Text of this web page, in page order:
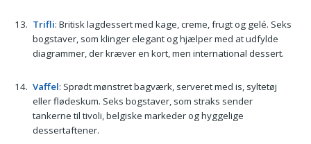
Trifli: Britisk lagdessert med kage, creme, frugt og gelé. Seks
bogstaver, som klinger elegant og hjælper med at udfylde
diagrammer, der kræver en kort, men international dessert.
Vaffel: Sprødt mønstret bagværk, serveret med is, syltetøj
eller flødeskum. Seks bogstaver, som straks sender
tankerne til tivoli, belgiske markeder og hyggelige
dessertaftener.